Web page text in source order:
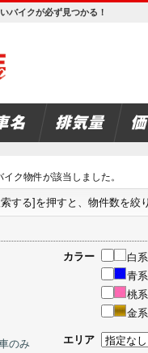
バイクが必ず見つかる！
イク物件が該当しました。
する]を押すと、物件数を絞
のみ
カラー
白系
青系
桃系
金系
エリア